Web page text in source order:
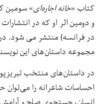
کتاب «خانه اجاره‌ای» سومین
و دومین اثر او که در
در فرانسه) منتشر می شود. در
مجموعه داستان‌های این
در داستان‌های منتخب
احساسات شاعرانه را